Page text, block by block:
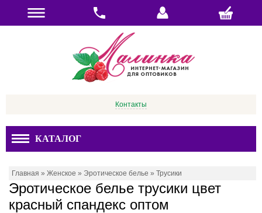
Контакты
КАТАЛОГ
Главная » Женское » Эротическое белье » Трусики
Эротическое белье трусики цвет
красный спандекс оптом